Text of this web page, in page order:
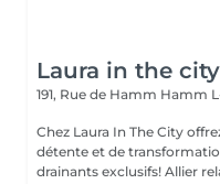
Laura in the city
191, Rue de Hamm Hamm
Chez Laura In The City
détente et de
drainants exclusifs!